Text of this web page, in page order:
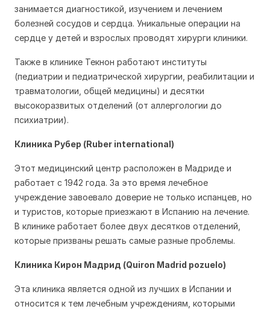
занимается диагностикой, изучением и лечением
болезней сосудов и сердца. Уникальные операции на
сердце у детей и взрослых проводят хирурги клиники.
Также в клинике Текнон работают институты
(педиатрии и педиатрической хирургии, реабилитации и
травматологии, общей медицины) и десятки
высокоразвитых отделений (от аллергологии до
психиатрии).
Клиника Рубер (Ruber international)
Этот медицинский центр расположен в Мадриде и
работает с 1942 года. За это время лечебное
учреждение завоевало доверие не только испанцев, но
и туристов, которые приезжают в Испанию на лечение.
В клинике работает более двух десятков отделений,
которые призваны решать самые разные проблемы.
Клиника Кирон Мадрид (Quiron Madrid pozuelo)
Эта клиника является одной из лучших в Испании и
относится к тем лечебным учреждениям, которыми